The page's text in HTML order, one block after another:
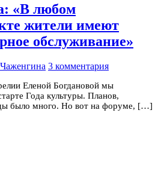
«В любом
жители имеют
обслуживание»
3 комментария
Еленой Богдановой мы
Года культуры. Планов,
было много. Но вот на форуме, […]